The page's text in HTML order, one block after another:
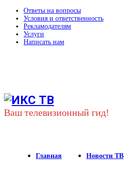
Ответы на вопросы
Условия и ответственность
Рекламодателям
Услуги
Написать нам
Ваш телевизионный гид!
Главная Новости ТВ